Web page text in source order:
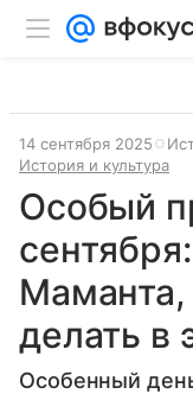
14 сентября 2025
История и культура
Особый
Маманта,
делать в
Особенный